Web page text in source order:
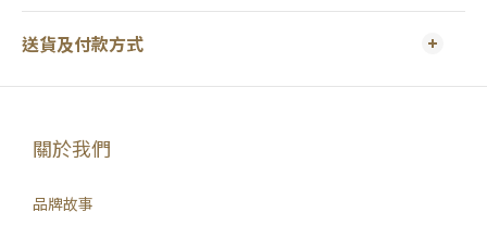
送貨及付款方式
關於我們
品牌故事